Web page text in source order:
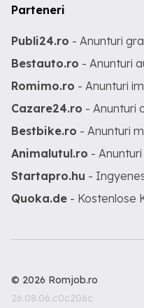
Parteneri
Publi24.ro - Anunturi
Bestauto.ro - Anunturi
Romimo.ro - Anunturi
Cazare24.ro - Anunturi
Bestbike.ro - Anunturi
Animalutul.ro -
Startapro.hu -
Quoka.de - Kostenlose
© 2026 Romjob.ro
26.08.06.c0c206c